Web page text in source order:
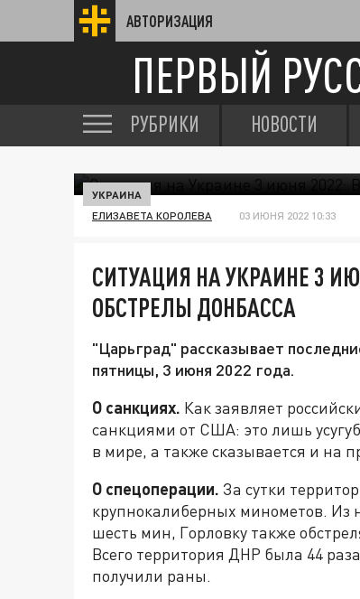
АВТОРИЗАЦИЯ
ПЕРВЫЙ
РУБРИКИ НОВОСТИ
УКРАИНА
ЕЛИЗАВЕТА КОРОЛЕВА 03 ИЮНЯ 2022 10:33
СИТУАЦИЯ НА УКРАИНЕ 3
ОБСТРЕЛЫ ДОНБАССА
"Царьград" рассказывает
пятницы, 3 июня 2022 года.
О санкциях. Как заявляет
санкциями от США: это лишь
в мире, а также сказывается и на
О спецоперации. За сутки
крупнокалиберных минометов. Из
шесть мин, Горловку также
Всего территория ДНР была 44
получили раны.